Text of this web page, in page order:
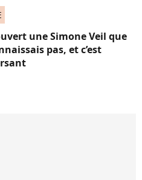
une Simone Veil que
pas, et c’est